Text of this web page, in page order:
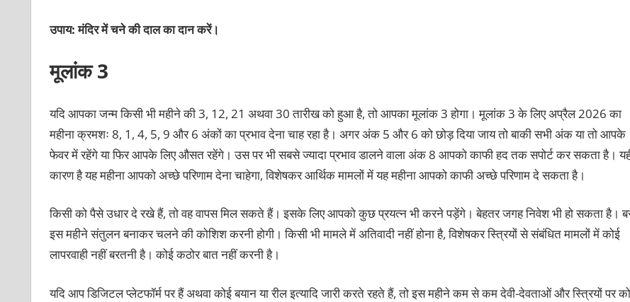
उपाय: मंदिर में चने की दाल का दान करें।
मूलांक 3
यदि आपका जन्म किसी भी महीने की 3, 12, 21 अथवा 30 तारीख को हुआ है, तो आपका मूलांक 3 होगा। मूलांक 3 के लिए अप्रैल 2026 का
महीना क्रमशः 8, 1, 4, 5, 9 और 6 अंकों का प्रभाव देना चाह रहा है। अगर अंक 5 और 6 को छोड़ दिया जाय तो बाकी सभी अंक या तो आपके
फेवर में रहेंगे या फिर आपके लिए औसत रहेंगे। उस पर भी सबसे ज्यादा प्रभाव डालने वाला अंक 8 आपको काफी हद तक सपोर्ट कर सकता है।
कारण है यह महीना आपको अच्छे परिणाम देना चाहेगा, विशेषकर आर्थिक मामलों में यह महीना आपको काफी अच्छे परिणाम दे सकता है।
किसी को पैसे उधार दे रखे हैं, तो वह वापस मिल सकते हैं। इसके लिए आपको कुछ प्रयत्न भी करने पड़ेंगे। बेहतर जगह निवेश भी हो सकता है।
इस महीने संतुलन बनाकर चलने की कोशिश करनी होगी। किसी भी मामले में अतिवादी नहीं होना है, विशेषकर स्त्रियों से संबंधित मामलों में कोई
लापरवाही नहीं बरतनी है। कोई कठोर बात नहीं करनी है।
यदि आप डिजिटल प्लेटफॉर्म पर हैं अथवा कोई बयान या रील इत्यादि जारी करते रहते हैं, तो इस महीने कम से कम देवी-देवताओं और स्त्रियों पर